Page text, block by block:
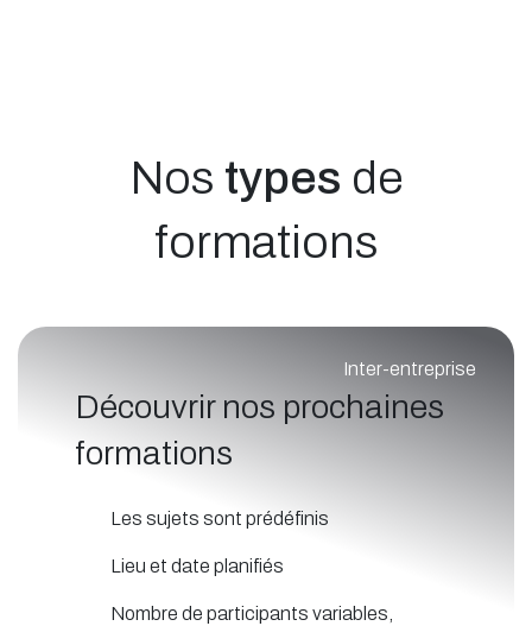
Nos types de
formations
Inter-entreprise
Découvrir nos prochaines
formations
Les sujets sont prédéfinis
Lieu et date planifiés
Nombre de participants variables,